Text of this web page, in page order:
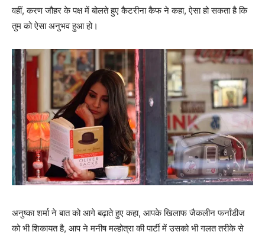
वहीं, करण जौहर के पक्ष में बोलते हुए कैटरीना कैफ ने कहा, ऐसा हो सकता है कि
तुम को ऐसा अनुभव हुआ हो।
अनुष्‍का शर्मा ने बात को आगे बढ़ाते हुए कहा, आपके खिलाफ जैकलीन फर्नांडीज
को भी शिकायत है, आप ने मनीष मल्‍होत्रा की पार्टी में उसको भी गलत तरीके से